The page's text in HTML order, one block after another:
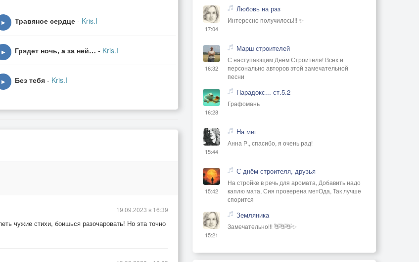
▶ Травяное сердце - Kris.I
▶ Грядет ночь, а за ней… - Kris.I
▶ Без тебя - Kris.I
чужие стихи, боишься разочаровать! Но эта точно
19.09.2023 в 16:39
17:04
Любовь на раз
Интересно получилось!!! ✨
16:32
Марш строителей
С наступающим Днём Строителя! Всех и
персонально авторов этой замечательной
песни
16:28
Парадокс... ст.5.2
Графомань
15:44
На миг
Анна Р., спасибо, я очень рад!
15:42
С днём строителя, друзья
На стройке в речь для аромата, Добавить надо
каплю мата, Сия проверена метОда, Так лучше
спорится
15:21
Земляника
Замечательно!!! 👋👋👋✨